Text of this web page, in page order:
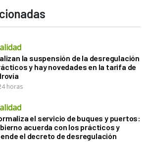
la suspensión de la desregulación
y hay novedades en la tarifa de
horas
el servicio de buques y puertos:
acuerda con los prácticos y
el decreto de desregulación